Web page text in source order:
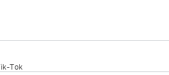
Tok